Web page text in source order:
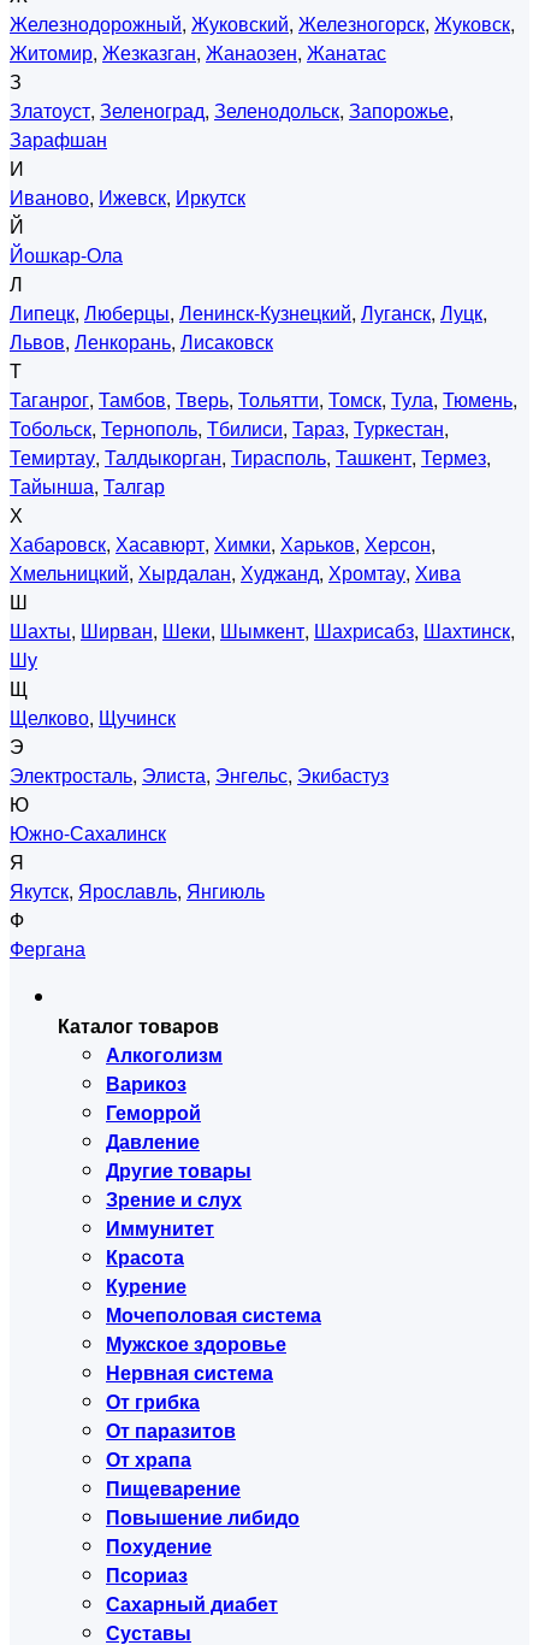
Железнодорожный, Жуковский, Железногорск, Жуковск,
Житомир, Жезказган, Жанаозен, Жанатас
З
Златоуст, Зеленоград, Зеленодольск, Запорожье,
Зарафшан
И
Иваново, Ижевск, Иркутск
Й
Йошкар-Ола
Л
Липецк, Люберцы, Ленинск-Кузнецкий, Луганск, Луцк,
Львов, Ленкорань, Лисаковск
Т
Таганрог, Тамбов, Тверь, Тольятти, Томск, Тула, Тюмень,
Тобольск, Тернополь, Тбилиси, Тараз, Туркестан,
Темиртау, Талдыкорган, Тирасполь, Ташкент, Термез,
Тайынша, Талгар
Х
Хабаровск, Хасавюрт, Химки, Харьков, Херсон,
Хмельницкий, Хырдалан, Худжанд, Хромтау, Хива
Ш
Шахты, Ширван, Шеки, Шымкент, Шахрисабз, Шахтинск,
Шу
Щ
Щелково, Щучинск
Э
Электросталь, Элиста, Энгельс, Экибастуз
Ю
Южно-Сахалинск
Я
Якутск, Ярославль, Янгиюль
Ф
Фергана
Каталог товаров
Алкоголизм
Варикоз
Геморрой
Давление
Другие товары
Зрение и слух
Иммунитет
Красота
Курение
Мочеполовая система
Мужское здоровье
Нервная система
От грибка
От паразитов
От храпа
Пищеварение
Повышение либидо
Похудение
Псориаз
Сахарный диабет
Суставы